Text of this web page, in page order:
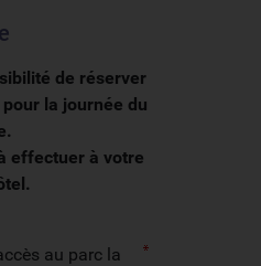
de réserver
la journée du
effectuer à votre
au parc la